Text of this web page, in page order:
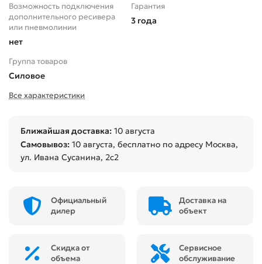
Возможность подключения
дополнительного ресивера
или пневмолинии
нет
Гарантия
3 года
Группа товаров
Силовое
Все характеристики
Ближайшая доставка: 10 августа
Самовывоз: 10 августа, бесплатно по адресу Москва,
ул. Ивана Сусанина, 2с2
Официальный
дилер
Доставка на
объект
Скидка от
объема
Сервисное
обслуживание